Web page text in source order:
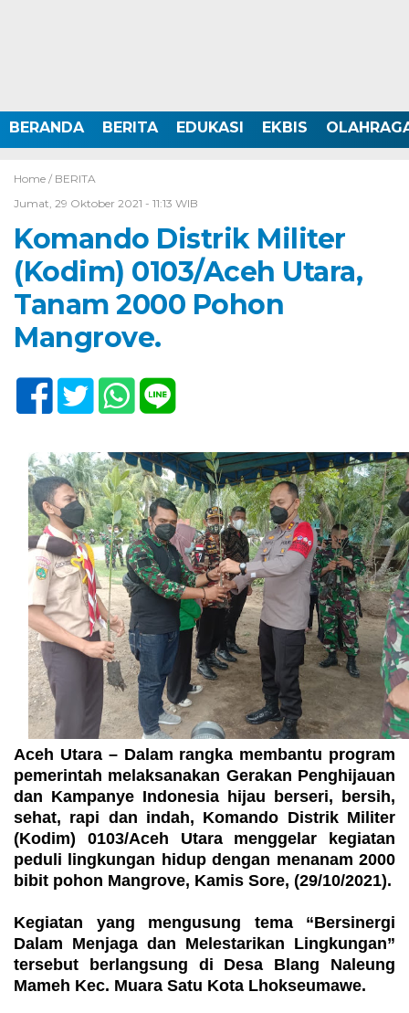
BERANDA BERITA EDUKASI EKBIS
Home / BERITA
Jumat, 29 Oktober 2021 - 11:13 WIB
Komando Distrik Militer
(Kodim) 0103/Aceh Utara,
Tanam 2000 Pohon
Mangrove.
Aceh Utara – Dalam rangka membantu program
pemerintah melaksanakan Gerakan Penghijauan
dan Kampanye Indonesia hijau berseri, bersih,
sehat, rapi dan indah, Komando Distrik Militer
(Kodim) 0103/Aceh Utara menggelar kegiatan
peduli lingkungan hidup dengan menanam 2000
bibit pohon Mangrove, Kamis Sore, (29/10/2021).
Kegiatan yang mengusung tema “Bersinergi
Dalam Menjaga dan Melestarikan Lingkungan”
tersebut berlangsung di Desa Blang Naleung
Mameh Kec. Muara Satu Kota Lhokseumawe.